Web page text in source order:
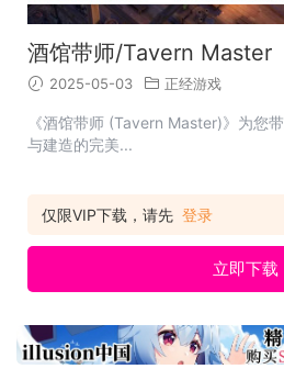
酒馆带师/Tavern Master
2025-05-03 正经游戏
《酒馆带师 (Tavern Master)》为您
与建造的完美...
仅限VIP下载，请先 登录
立即下载